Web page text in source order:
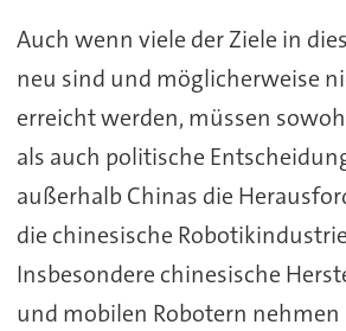
Auch wenn viele der Ziele in
neu sind und möglicherweise
erreicht werden, müssen
als auch politische
außerhalb Chinas die
die chinesische
Insbesondere chinesische
und mobilen Robotern nehmen